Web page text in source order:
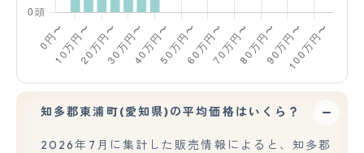
知多郡東浦町(愛知県)の平均価格はいくら？
2026年7月に集計した販売情報によると、知多郡